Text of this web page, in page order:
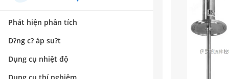
Phát hiện phân tích
D?ng c? áp su?t
Dụng cụ nhiệt độ